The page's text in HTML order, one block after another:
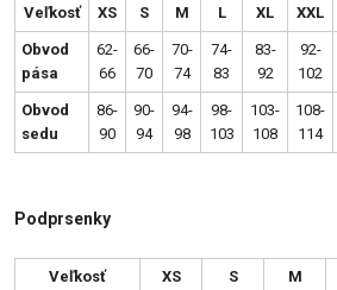
Veľkosť XS S M L XL XXL
Obvod
pása
62-
66
66-
70
70-
74
74-
83
83-
92
92-
102
Obvod
sedu
86-
90
90-
94
94-
98
98-
103
103-
108
108-
114
Podprsenky
Veľkosť XS S M